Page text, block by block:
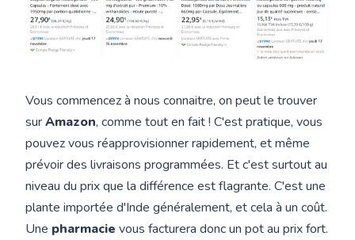
Vous commencez à nous connaitre, on peut le trouver
surAmazon, comme tout en fait ! C'est pratique, vous
pouvez vous réapprovisionner rapidement, et même
prévoir des livraisons programmées. Et c'est surtout au
niveau du prix que la différence est flagrante. C'est une
plante importée d'Inde généralement, et cela à un coût.
Une pharmacievous facturera donc un pot au prix fort.